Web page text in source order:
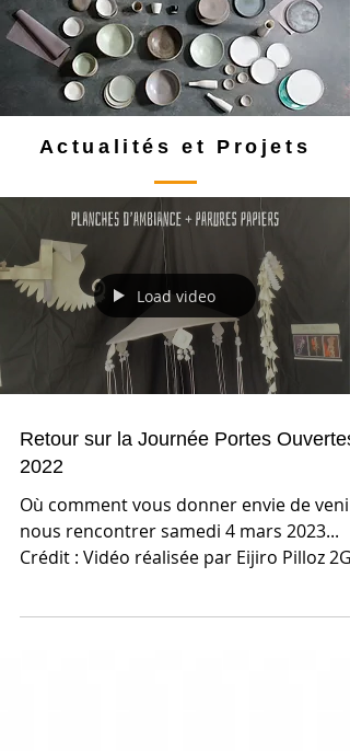
Actualités et Projets
Load video
Retour sur la Journée Portes Ouvertes
2022
Où comment vous donner envie de venir
nous rencontrer samedi 4 mars 2023...
Crédit : Vidéo réalisée par Eijiro Pilloz